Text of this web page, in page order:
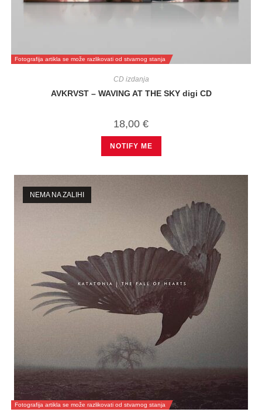
Fotografija artikla se može razlikovati od stvarnog stanja
CD izdanja
AVKRVST – WAVING AT THE SKY digi CD
18,00 €
NOTIFY ME
Fotografija artikla se može razlikovati od stvarnog stanja
NEMA NA ZALIHI